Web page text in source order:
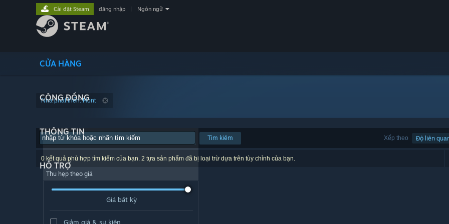
CỬA HÀNG
CỘNG ĐỒNG
THÔNG TIN
HỖ TRỢ
Cài đặt Steam đăng nhập Ngôn ngữ
Nhà phát triển: Hont
Xếp theo Độ liên
Tìm kiếm
0 kết quả phù hợp tìm kiếm của bạn. 2 tựa sản phẩm đã bị loại trừ dựa trên tùy chỉnh của bạn.
Thu hẹp theo giá
Giá bất kỳ
Giảm giá & sự kiện